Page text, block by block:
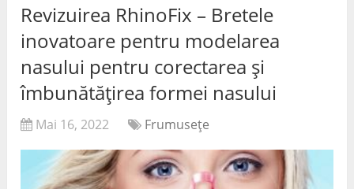
Revizuirea RhinoFix – Bretele
inovatoare pentru modelarea
nasului pentru corectarea și
îmbunătățirea formei nasului
Mai 16, 2022 Frumuseţe